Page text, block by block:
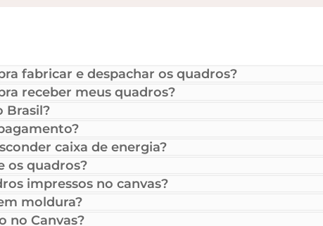
fabricar e despachar os quadros?
receber meus quadros?
Brasil?
caixa de energia?
os quadros?
impressos no canvas?
moldura?
no Canvas?